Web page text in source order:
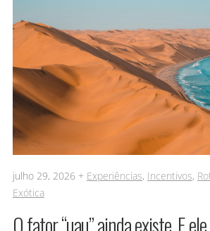
julho 29, 2026 + Experiências, Incentivos,
Exótica
O fator “uau” ainda existe. E